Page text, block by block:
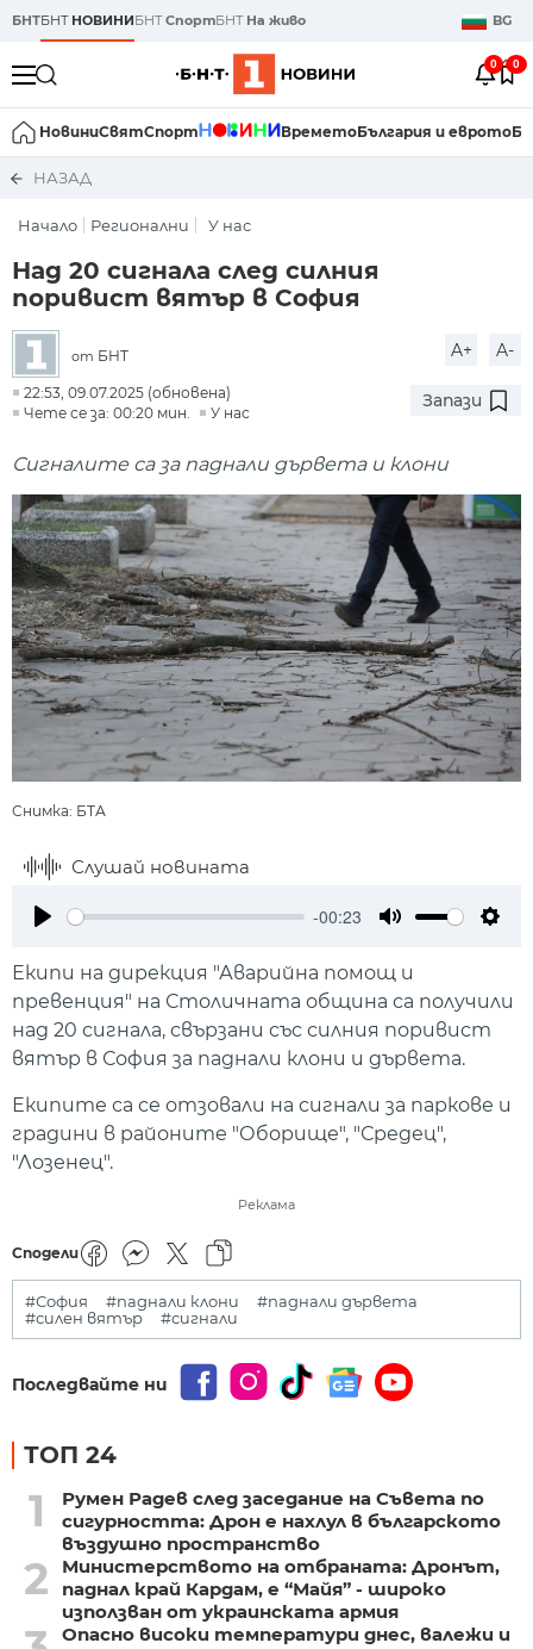
БНТБНТ НОВИНИБНТСпортБНТ На живо BG
0 0
НовиниСвятСпорт ВреметоБългария и еврото
НАЗАД
Начало Регионални У нас
Над 20 сигнала след силния
поривист вятър в София
от БНТ A+ A-
22:53, 09.07.2025 (обновена)
Чете се за: 00:20 мин.
У нас
Запази
Сигналите са за паднали дървета и клони
Снимка: БТА
Слушай новината
-00:23
Екипи на дирекция "Аварийна помощ и
превенция" на Столичната община са получили
над 20 сигнала, свързани със силния поривист
вятър в София за паднали клони и дървета.
Екипите са се отзовали на сигнали за паркове и
градини в районите "Оборище", "Средец",
"Лозенец".
Реклама
Сподели
#София #паднали клони
#паднали дървета
#силен вятър
#сигнали
Последвайте ни
ТОП 24
1
Румен Радев след заседание на Съвета по
сигурността: Дрон е нахлул в българското
въздушно пространство
2
Министерството на отбраната: Дронът,
паднал край Кардам, е “Майя” - широко
използван от украинската армия
Опасно високи температури днес, валежи и